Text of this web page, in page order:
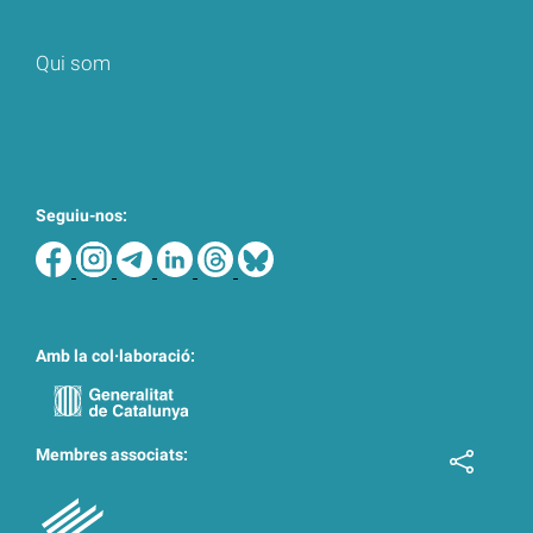
Qui som
Seguiu-nos:
Amb la col·laboració:
Membres associats: